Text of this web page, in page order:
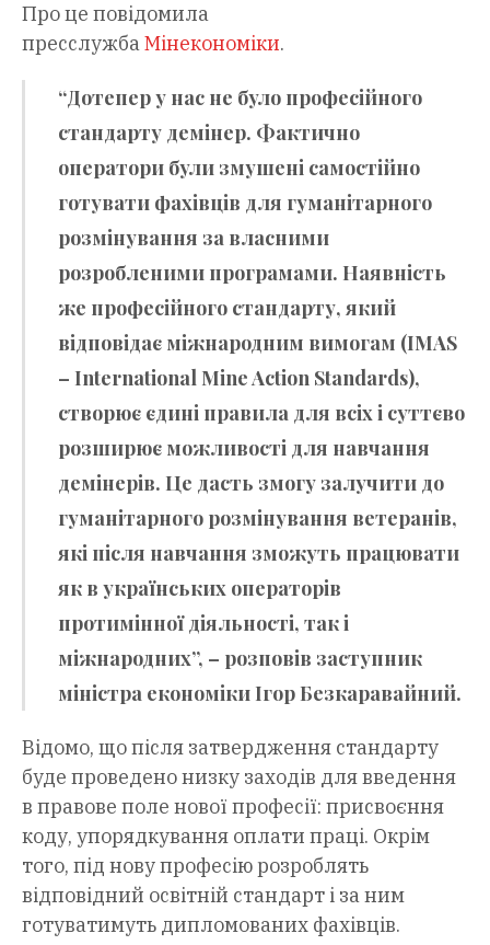
Про це повідомила
пресслужбаМінекономіки.
“Дотепер у нас не було професійного
стандарту демінер. Фактично
оператори були змушені самостійно
готувати фахівців для гуманітарного
розмінування за власними
розробленими програмами. Наявність
же професійного стандарту, який
відповідає міжнародним вимогам (IMAS
– International Mine Action Standards),
створює єдині правила для всіх і суттєво
розширює можливості для навчання
демінерів. Це дасть змогу залучити до
гуманітарного розмінування ветеранів,
які після навчання зможуть працювати
як в українських операторів
протимінної діяльності, так і
міжнародних”, – розповів заступник
міністра економіки Ігор Безкаравайний.
Відомо, що після затвердження стандарту
буде проведено низку заходів для введення
в правове поле нової професії: присвоєння
коду, упорядкування оплати праці. Окрім
того, під нову професію розроблять
відповідний освітній стандарт і за ним
готуватимуть дипломованих фахівців.